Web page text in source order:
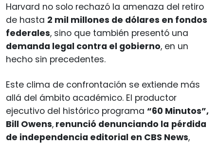
Harvard no solo rechazó la amenaza del retiro
de hasta 2 mil millones de dólares en fondos
federales, sino que también presentó una
demanda legal contra el gobierno, en un
hecho sin precedentes.
Este clima de confrontación se extiende más
allá del ámbito académico. El productor
ejecutivo del histórico programa “60 Minutos”,
Bill Owens, renunció denunciando la pérdida
de independencia editorial en CBS News,